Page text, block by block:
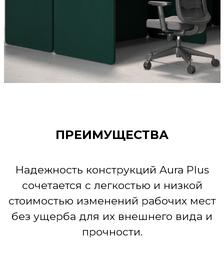
ПРЕИМУЩЕСТВА
Надежность конструкций Aura Plus
сочетается с легкостью и низкой
стоимостью изменений рабочих мест
без ущерба для их внешнего вида и
прочности.